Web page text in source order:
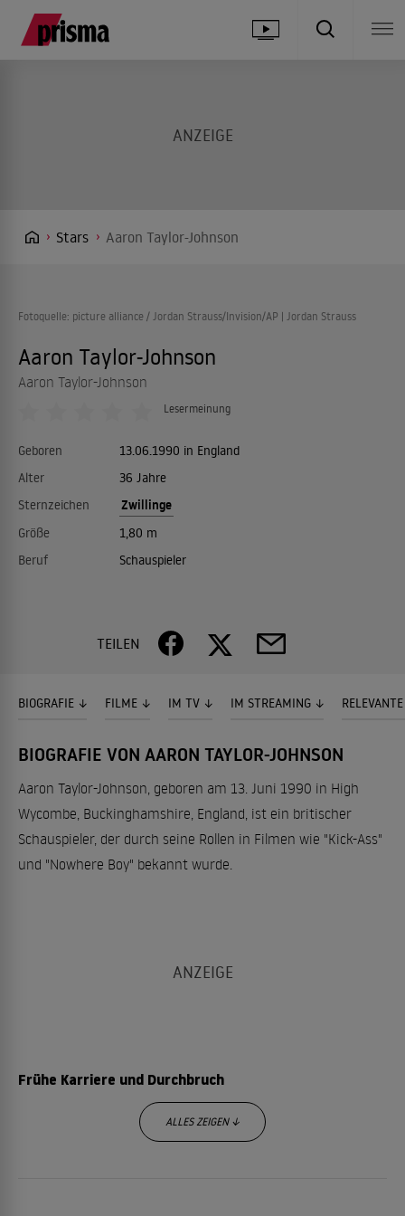
Stars Aaron Taylor-Johnson
Fotoquelle: picture alliance / Jordan Strauss/Invision/AP | Jordan Strauss
Aaron Taylor-Johnson
Aaron Taylor-Johnson
Lesermeinung
Geboren
13.06.1990 in England
Alter
36 Jahre
Sternzeichen
Zwillinge
Größe
1,80 m
Beruf
Schauspieler
TEILEN
BIOGRAFIE FILME IM TV IM STREAMING
BIOGRAFIE VON AARON TAYLOR-JOHNSON
Aaron Taylor-Johnson, geboren am 13. Juni 1990 in High
Wycombe, Buckinghamshire, England, ist ein britischer
Schauspieler, der durch seine Rollen in Filmen wie "Kick-Ass"
und "Nowhere Boy" bekannt wurde.
Frühe Karriere und Durchbruch
ALLES ZEIGEN ↓